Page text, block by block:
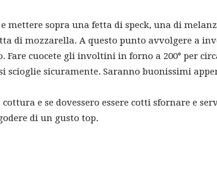
mettere sopra una fetta di speck, una di
di mozzarella. A questo punto avvolgere a
Fare cuocete gli involtini in forno a 200° per
scioglie sicuramente. Saranno buonissimi
e se dovessero essere cotti sfornare e
di un gusto top.